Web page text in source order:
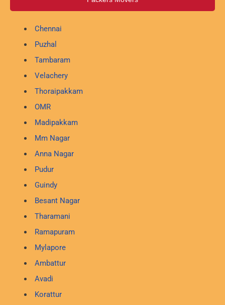
Chennai
Puzhal
Tambaram
Velachery
Thoraipakkam
OMR
Madipakkam
Mm Nagar
Anna Nagar
Pudur
Guindy
Besant Nagar
Tharamani
Ramapuram
Mylapore
Ambattur
Avadi
Korattur